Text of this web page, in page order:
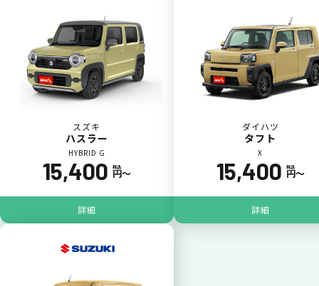
カードで支払い
普段のお買い物同様、お車の月々利用料をカ
ード払いが可能です。
一括払いが可能
スズキ
ハスラー
HYBRID G
15,400 税込
円〜
詳細
ダイハツ
タフト
X
15,400 税込
円〜
詳細